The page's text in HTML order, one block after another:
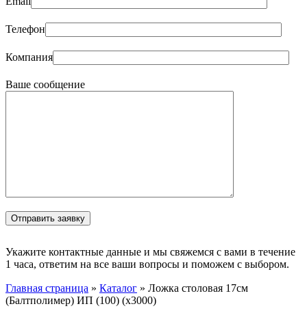
Телефон
Компания
Ваше сообщение
Укажите контактные данные и мы свяжемся с вами в течение
1 часа, ответим на все ваши вопросы и поможем с выбором.
Главная страница » Каталог » Ложка столовая 17см
(Балтполимер) ИП (100) (х3000)